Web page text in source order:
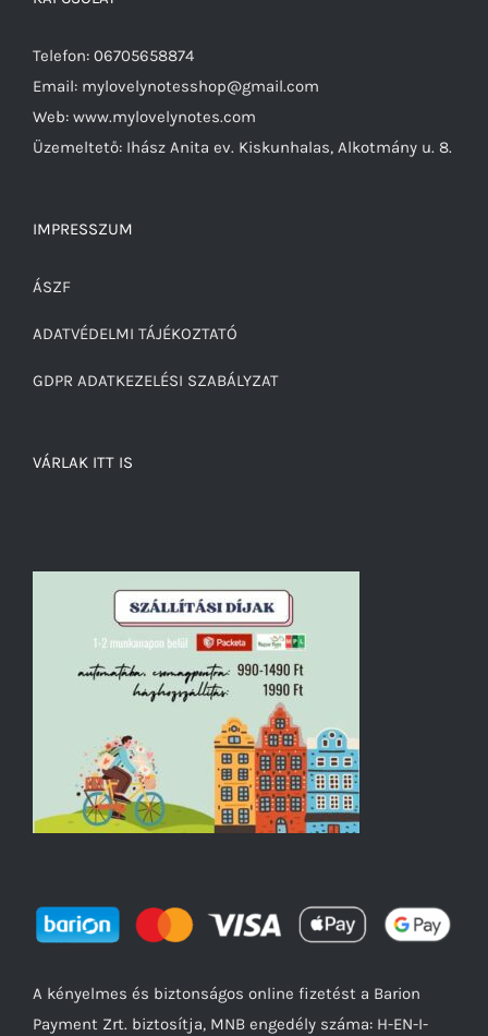
Telefon: 06705658874
Email: mylovelynotesshop@gmail.com
Web: www.mylovelynotes.com
Üzemeltető: Ihász Anita ev. Kiskunhalas, Alkotmány u. 8.
IMPRESSZUM
ÁSZF
ADATVÉDELMI TÁJÉKOZTATÓ
GDPR ADATKEZELÉSI SZABÁLYZAT
VÁRLAK ITT IS
A kényelmes és biztonságos online fizetést a Barion
Payment Zrt. biztosítja, MNB engedély száma: H-EN-I-